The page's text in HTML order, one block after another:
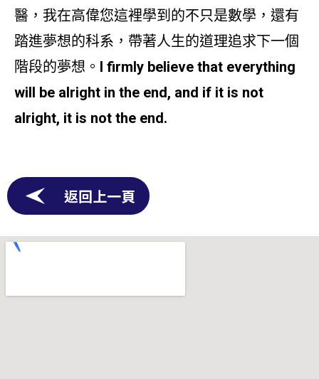
醫，我在高偉您這裡學到的不只是數學，還有
踏進夢想的科系，帶著人生的道理追求下一個
階段的夢想。 I firmly believe that everything
will be alright in the end, and if it is not
alright, it is not the end.
返回上一頁